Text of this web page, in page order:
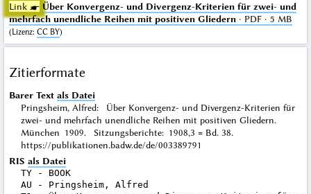
Link ☛ Über Konvergenz- und Divergenz-Kriterien für zwei- und
mehrfach unendliche Reihen mit positiven Gliedern· PDF · 5 MB
(Lizenz: CC BY)
Zitierformate
Barer Text als Datei
Pringsheim, Alfred: Über Konvergenz- und Divergenz-Kriterien für
zwei- und mehrfach unendliche Reihen mit positiven Gliedern.
München 1909. Sitzungsberichte: 1908,3 = Bd. 38.
https://publikationen.badw.de/de/003389791
RIS als Datei
TY - BOOK
AU - Pringsheim, Alfred